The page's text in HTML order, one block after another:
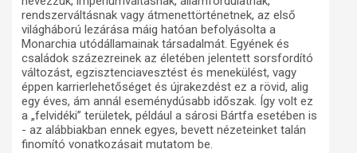
rendszerváltásnak vagy átmenettörténetnek, az első
világháború lezárása máig hatóan befolyásolta a
Monarchia utódállamainak társadalmát. Egyének és
családok százezreinek az életében jelentett sorsfordító
változást, egzisztenciavesztést és menekülést, vagy
éppen karrierlehetőséget és újrakezdést ez a rövid, alig
egy éves, ám annál eseménydúsabb időszak. Így volt ez
a „felvidéki” területek, például a sárosi Bártfa esetében is
- az alábbiakban ennek egyes, bevett nézeteinket talán
finomító vonatkozásait mutatom be.